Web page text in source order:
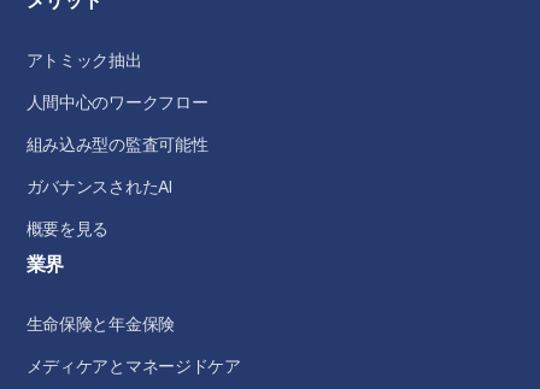
アトミック抽出
人間中心のワークフロー
組み込み型の監査可能性
ガバナンスされたAI
概要を見る
業界
生命保険と年金保険
メディケアとマネージドケア